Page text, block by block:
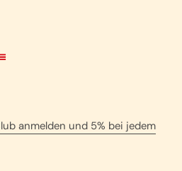
anmelden und 5% bei jedem